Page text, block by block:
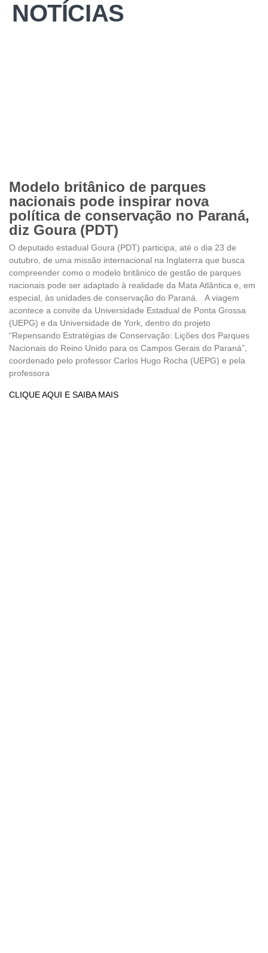
NOTÍCIAS
Modelo britânico de parques
nacionais pode inspirar nova
política de conservação no Paraná,
diz Goura (PDT)
O deputado estadual Goura (PDT) participa, até o dia 23 de
outubro, de uma missão internacional na Inglaterra que busca
compreender como o modelo britânico de gestão de parques
nacionais pode ser adaptado à realidade da Mata Atlântica e, em
especial, às unidades de conservação do Paraná. A viagem
acontece a convite da Universidade Estadual de Ponta Grossa
(UEPG) e da Universidade de York, dentro do projeto
“Repensando Estratégias de Conservação: Lições dos Parques
Nacionais do Reino Unido para os Campos Gerais do Paraná”,
coordenado pelo professor Carlos Hugo Rocha (UEPG) e pela
professora
CLIQUE AQUI E SAIBA MAIS